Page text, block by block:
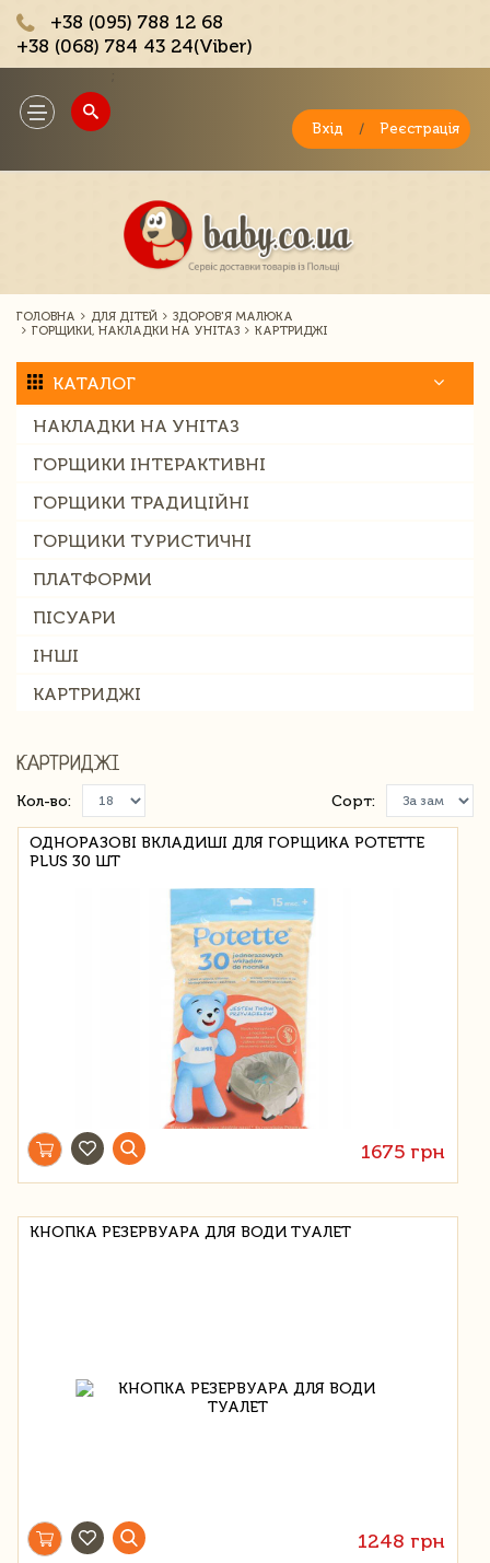
+38 (095) 788 12 68
+38 (068) 784 43 24(Viber)
Toggle
navigation
Вхід / Реєстрація
ГОЛОВНА ДЛЯ ДІТЕЙ
ЗДОРОВ'Я МАЛЮКА
ГОРЩИКИ, НАКЛАДКИ НА УНІТАЗ
КАРТРИДЖІ
КАТАЛОГ
НАКЛАДКИ НА УНІТАЗ
ГОРЩИКИ ІНТЕРАКТИВНІ
ГОРЩИКИ ТРАДИЦІЙНІ
ГОРЩИКИ ТУРИСТИЧНІ
ПЛАТФОРМИ
ПІСУАРИ
ІНШІ
КАРТРИДЖІ
КАРТРИДЖІ
Кол-во: Сорт:
ОДНОРАЗОВІ ВКЛАДИШІ ДЛЯ ГОРЩИКА POTETTE
PLUS 30 ШТ
1675 грн
КНОПКА РЕЗЕРВУАРА ДЛЯ ВОДИ ТУАЛЕТ
1248 грн